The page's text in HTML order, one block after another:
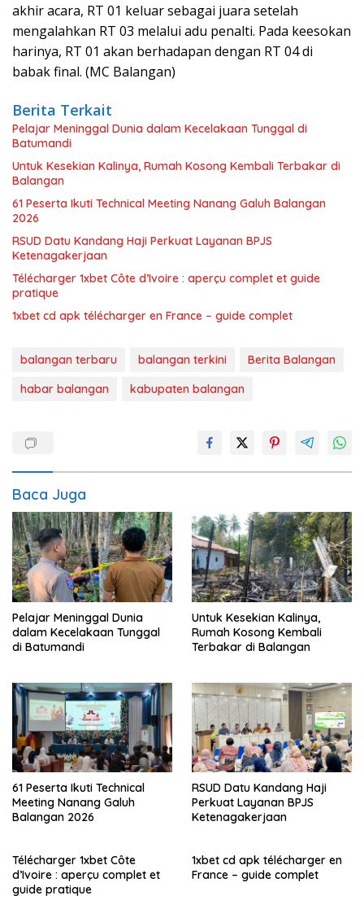
akhir acara, RT 01 keluar sebagai juara setelah
mengalahkan RT 03 melalui adu penalti. Pada keesokan
harinya, RT 01 akan berhadapan dengan RT 04 di
babak final. (MC Balangan)
Berita Terkait
Pelajar Meninggal Dunia dalam Kecelakaan Tunggal di
Batumandi
Untuk Kesekian Kalinya, Rumah Kosong Kembali Terbakar di
Balangan
61 Peserta Ikuti Technical Meeting Nanang Galuh Balangan
2026
RSUD Datu Kandang Haji Perkuat Layanan BPJS
Ketenagakerjaan
Télécharger 1xbet Côte d’Ivoire : aperçu complet et guide
pratique
1xbet cd apk télécharger en France – guide complet
balangan terbaru balangan terkini
Berita Balangan
habar balangan
kabupaten balangan
Baca Juga
Pelajar Meninggal Dunia
dalam Kecelakaan Tunggal
di Batumandi
Untuk Kesekian Kalinya,
Rumah Kosong Kembali
Terbakar di Balangan
61 Peserta Ikuti Technical
Meeting Nanang Galuh
Balangan 2026
RSUD Datu Kandang Haji
Perkuat Layanan BPJS
Ketenagakerjaan
Télécharger 1xbet Côte
d’Ivoire : aperçu complet et
guide pratique
1xbet cd apk télécharger en
France – guide complet